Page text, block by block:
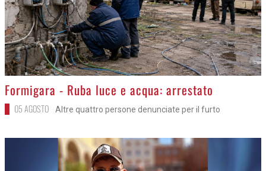
>
Formigara - Ruba luce e acqua: arrestato
05 AGOSTO Altre quattro persone denunciate per il furto